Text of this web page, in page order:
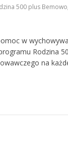
500 plus Bemowo
w
Rodzina
na